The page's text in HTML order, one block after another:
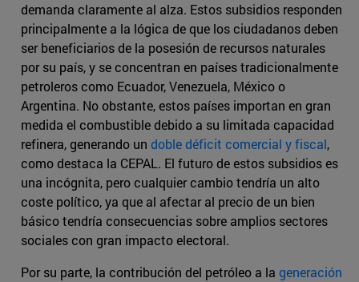
demanda claramente al alza. Estos subsidios responden
principalmente a la lógica de que los ciudadanos deben
ser beneficiarios de la posesión de recursos naturales
por su país, y se concentran en países tradicionalmente
petroleros como Ecuador, Venezuela, México o
Argentina. No obstante, estos países importan en gran
medida el combustible debido a su limitada capacidad
refinera, generando un doble déficit comercial y fiscal,
como destaca la CEPAL. El futuro de estos subsidios es
una incógnita, pero cualquier cambio tendría un alto
coste político, ya que al afectar al precio de un bien
básico tendría consecuencias sobre amplios sectores
sociales con gran impacto electoral.
Por su parte, la contribución del petróleo a la generación